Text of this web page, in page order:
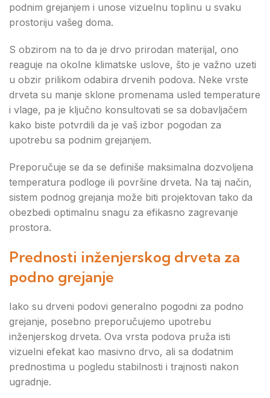
podnim grejanjem i unose vizuelnu toplinu u svaku
prostoriju vašeg doma.
S obzirom na to da je drvo prirodan materijal, ono
reaguje na okolne klimatske uslove, što je važno uzeti
u obzir prilikom odabira drvenih podova. Neke vrste
drveta su manje sklone promenama usled temperature
i vlage, pa je ključno konsultovati se sa dobavljačem
kako biste potvrdili da je vaš izbor pogodan za
upotrebu sa podnim grejanjem.
Preporučuje se da se definiše maksimalna dozvoljena
temperatura podloge ili površine drveta. Na taj način,
sistem podnog grejanja može biti projektovan tako da
obezbedi optimalnu snagu za efikasno zagrevanje
prostora.
Prednosti inženjerskog drveta za
podno grejanje
Iako su drveni podovi generalno pogodni za podno
grejanje, posebno preporučujemo upotrebu
inženjerskog drveta. Ova vrsta podova pruža isti
vizuelni efekat kao masivno drvo, ali sa dodatnim
prednostima u pogledu stabilnosti i trajnosti nakon
ugradnje.